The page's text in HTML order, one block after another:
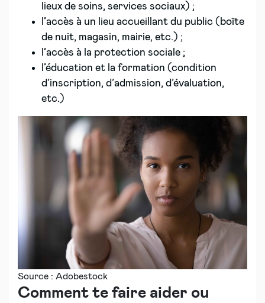
lieux de soins, services sociaux) ;
l’accès à un lieu accueillant du public (boîte
de nuit, magasin, mairie, etc.) ;
l’accès à la protection sociale ;
l’éducation et la formation (condition
d’inscription, d’admission, d’évaluation,
etc.)
Source : Adobestock
Comment te faire aider ou